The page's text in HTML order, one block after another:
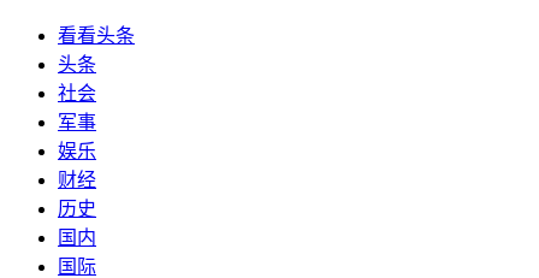
看看头条
头条
社会
军事
娱乐
财经
历史
国内
国际